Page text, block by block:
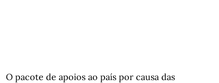
O pacote de apoios ao país por causa das